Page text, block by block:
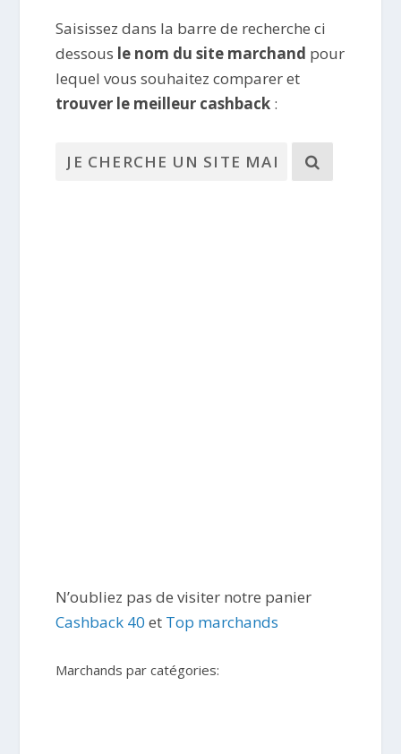
Saisissez dans la barre de recherche ci
dessous le nom du site marchand pour
lequel vous souhaitez comparer et
trouver le meilleur cashback :
N’oubliez pas de visiter notre panier
Cashback 40 et Top marchands
Marchands par catégories: